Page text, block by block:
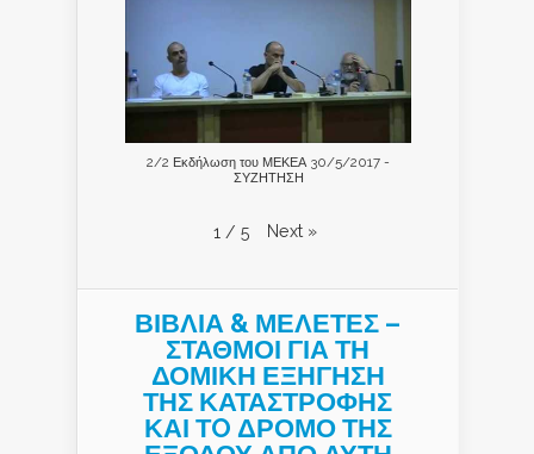
2/2 Εκδήλωση του ΜΕΚΕΑ 30/5/2017 -
ΣΥΖΗΤΗΣΗ
1 / 5 Next »
ΒΙΒΛΙΑ & ΜΕΛΕΤΕΣ –
ΣΤΑΘΜΟΙ ΓΙΑ ΤΗ
ΔΟΜΙΚΗ ΕΞΗΓΗΣΗ
ΤΗΣ ΚΑΤΑΣΤΡΟΦΗΣ
ΚΑΙ ΤO ΔΡΟΜΟ ΤΗΣ